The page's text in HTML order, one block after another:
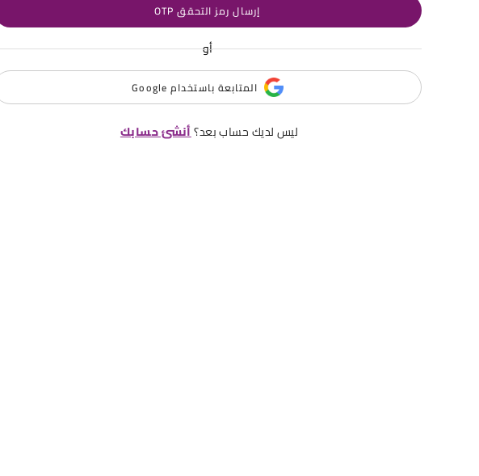
إرسال رمز التحقق OTP
أو
المتابعة باستخدام Google
ليس لديك حساب بعد؟أنشئ حسابك